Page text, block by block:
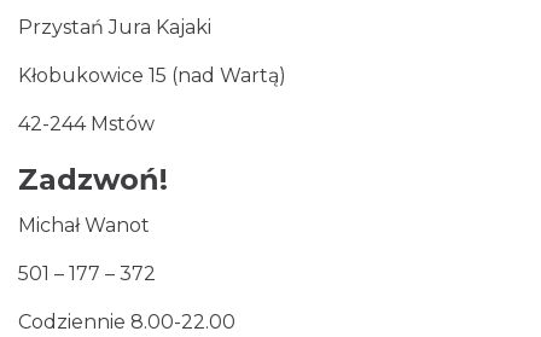
Przystań Jura Kajaki
Kłobukowice 15 (nad Wartą)
42-244 Mstów
Zadzwoń!
Michał Wanot
501 – 177 – 372
Codziennie 8.00-22.00